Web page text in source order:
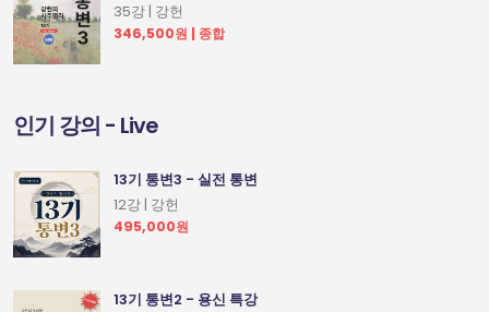
35강 | 강헌
346,500원 | 종합
인기 강의 - Live
13기 통변3 - 실전 통변
12강 | 강헌
495,000원
13기 통변2 - 용신 특강